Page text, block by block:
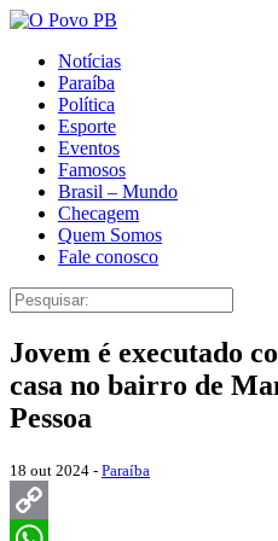
Notícias
Paraíba
Política
Esporte
Eventos
Famosos
Brasil – Mundo
Checagem
Quem Somos
Fale conosco
Jovem é executado
casa no bairro de
Pessoa
18 out 2024 - Paraíba